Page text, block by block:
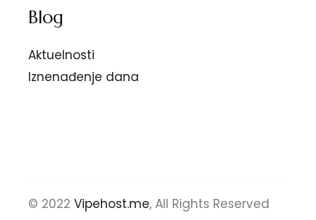
Blog
Aktuelnosti
Iznenađenje dana
© 2022Vipehost.me, All Rights Reserved